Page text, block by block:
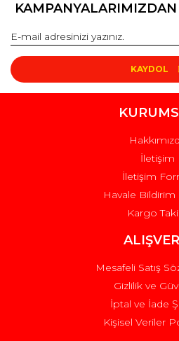
KAYDOL
İletişim
İletişim
Havale
Kargo
Mesafeli Satış
Gizlilik ve
İptal ve İade
Kişisel Veriler